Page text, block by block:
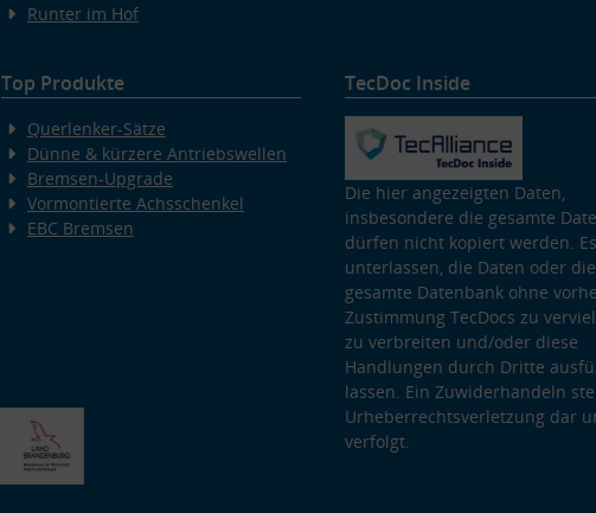
Runter im Hof
Top Produkte
Querlenker-Sätze
Dünne & kürzere Antriebswellen
Bremsen-Upgrade
Vormontierte Achsschenkel
EBC Bremsen
TecDoc Inside
Die hier angezeigten Daten,
insbesondere die gesamte
dürfen nicht kopiert werden.
unterlassen, die Daten oder die
gesamte Datenbank ohne
Zustimmung TecDocs zu
zu verbreiten und/oder diese
Handlungen durch Dritte
lassen. Ein Zuwiderhandeln
Urheberrechtsverletzung dar
verfolgt.